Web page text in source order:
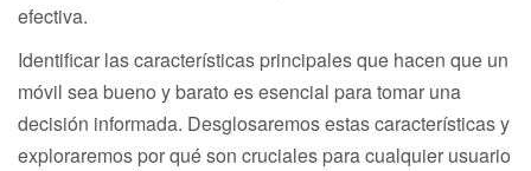
efectiva.
Identificar las características principales que hacen que un
móvil sea bueno y barato es esencial para tomar una
decisión informada. Desglosaremos estas características y
exploraremos por qué son cruciales para cualquier usuario